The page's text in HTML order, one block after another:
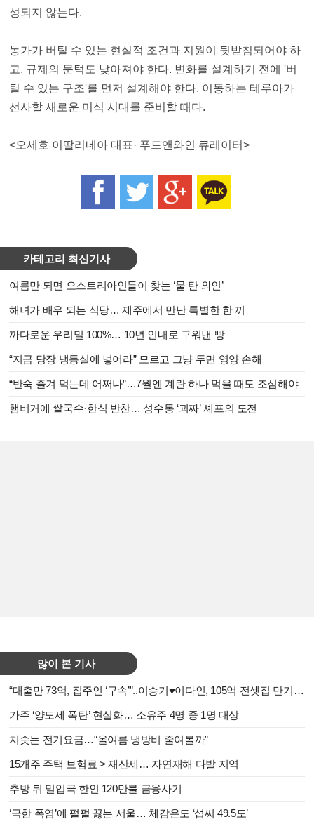
성되지 않는다.
농가가 버틸 수 있는 현실적 조건과 지원이 뒷받침되어야 하
고, 규제의 문턱도 낮아져야 한다. 변화를 설계하기 전에 '버
틸 수 있는 구조'를 먼저 설계해야 한다. 이동하는 테루아가
선사할 새로운 미식 시대를 준비할 때다.
<오세호 이딸리네아 대표· 푸드앤와인 큐레이터>
카테고리 최신기사
여름만 되면 오스트리아인들이 찾는 ‘물 탄 와인’
해녀가 배우 되는 식당… 제주에서 만난 특별한 한 끼
까다로운 우리밀 100%… 10년 인내로 구워낸 빵
“지금 당장 냉동실에 넣어라” 모르고 그냥 두면 영양 손해
“반숙 즐겨 먹는데 어쩌나”…7월엔 계란 하나 먹을 때도 조심해야
햄버거에 쌀국수·한식 반찬… 성수동 ‘괴짜’ 셰프의 도전
많이 본 기사
“대출만 73억, 집주인 ‘구속’”..이승기♥이다인, 105억 전셋집 만기 앞두고 날벼락
가주 ‘양도세 폭탄’ 현실화… 소유주 4명 중 1명 대상
치솟는 전기요금…“올여름 냉방비 줄여볼까”
15개주 주택 보험료 > 재산세… 자연재해 다발 지역
추방 뒤 밀입국 한인 120만불 금융사기
‘극한 폭염’에 펄펄 끓는 서울… 체감온도 ‘섭씨 49.5도’